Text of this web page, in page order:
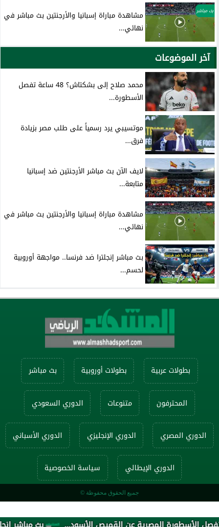
بث مباشر
مشاهدة مباراة إسبانيا والأرجنتين بث مباشر في
نهائي...
آخر الموضوعات
محمد صلاح إلى بشكتاش؟ 48 ساعة تفصل
الأسطورة...
موتسيبي يرد رسمياً على طلب مصر بزيادة
فرق...
لايف الآن بث مباشر الأرجنتين ضد إسبانيا
متابعة...
مشاهدة مباراة إسبانيا والأرجنتين بث مباشر في
نهائي...
بث مباشر إنجلترا ضد فرنسا.. مواجهة أوروبية
لحسم...
بطولات عربية بطولات أوروبية بث مباشر
المحترفون متنوعات الدوري السعودي
الدوري المصري الدوري الإنجليزي الدوري الأسباني
الدوري الإيطالي سياسة الخصوصية
جميع الحقوق محفوظة ©